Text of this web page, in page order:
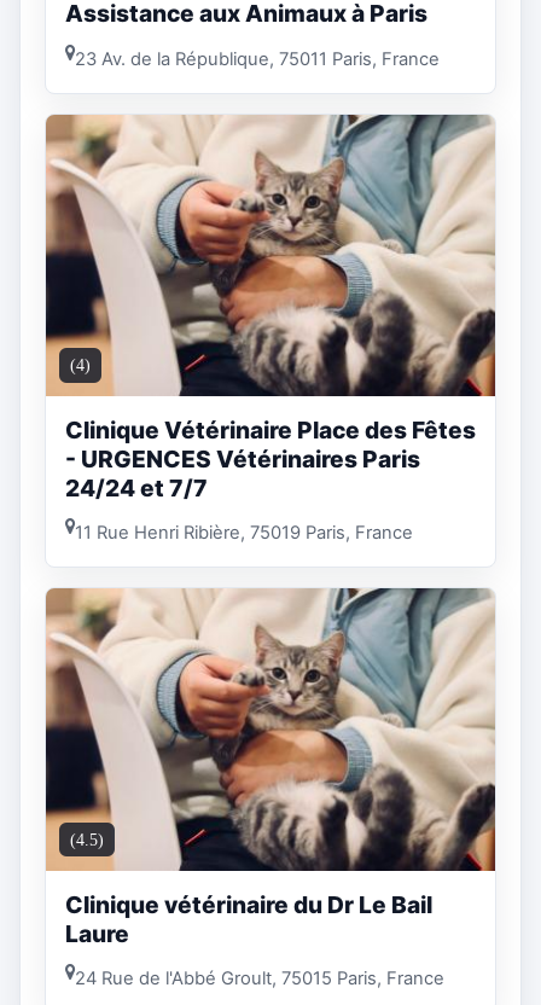
Assistance aux Animaux à Paris
23 Av. de la République, 75011 Paris, France
(4)
Clinique Vétérinaire Place des Fêtes
- URGENCES Vétérinaires Paris
24/24 et 7/7
11 Rue Henri Ribière, 75019 Paris, France
(4.5)
Clinique vétérinaire du Dr Le Bail
Laure
24 Rue de l'Abbé Groult, 75015 Paris, France